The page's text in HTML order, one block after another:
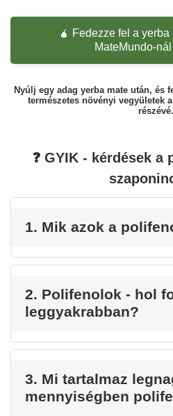
🧉 Fedezze fel a
MateMundo-
Nyúlj egy adag yerba mate után, és
természetes növényi vegyületek
részévé.
❓ GYIK - kérdések
1. Mik azok a
2. Polifenolok - hol
leggyakrabban?
3. Mi tartalmaz
mennyiségben